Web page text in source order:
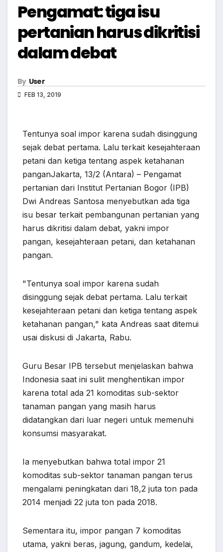
Pengamat: tiga isu
pertanian harus dikritisi
dalam debat
By User
FEB 13, 2019
Tentunya soal impor karena sudah disinggung
sejak debat pertama. Lalu terkait kesejahteraan
petani dan ketiga tentang aspek ketahanan
panganJakarta, 13/2 (Antara) – Pengamat
pertanian dari Institut Pertanian Bogor (IPB)
Dwi Andreas Santosa menyebutkan ada tiga
isu besar terkait pembangunan pertanian yang
harus dikritisi dalam debat, yakni impor
pangan, kesejahteraan petani, dan ketahanan
pangan.
"Tentunya soal impor karena sudah
disinggung sejak debat pertama. Lalu terkait
kesejahteraan petani dan ketiga tentang aspek
ketahanan pangan," kata Andreas saat ditemui
usai diskusi di Jakarta, Rabu.
Guru Besar IPB tersebut menjelaskan bahwa
Indonesia saat ini sulit menghentikan impor
karena total ada 21 komoditas sub-sektor
tanaman pangan yang masih harus
didatangkan dari luar negeri untuk memenuhi
konsumsi masyarakat.
Ia menyebutkan bahwa total impor 21
komoditas sub-sektor tanaman pangan terus
mengalami peningkatan dari 18,2 juta ton pada
2014 menjadi 22 juta ton pada 2018.
Sementara itu, impor pangan 7 komoditas
utama, yakni beras, jagung, gandum, kedelai,